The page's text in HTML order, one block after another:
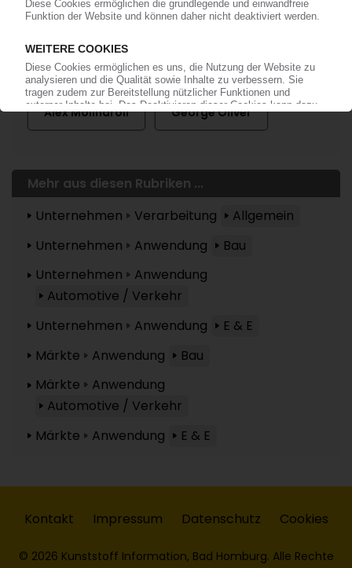
Adient Berry Global
Johnson Controls
Alex Molinaroli George Oliver
Mehr aus diesen Rubriken ...
Unternehmen
Verarbeitung
Allgemein
Unternehmen
Anwendung
Bau
Unternehmen
Anwendung
Automotive / Verkehr
Unternehmen
Anwendung
E & E
Märkte
Anwendung
Bau
Märkte
Anwendung
Automotive / Verkehr
Märkte
Anwendung E & E
Kontakt Impressum Datenschutz Cookies
© 2026 Kunststoff Information, Bad Homburg. Alle Rechte